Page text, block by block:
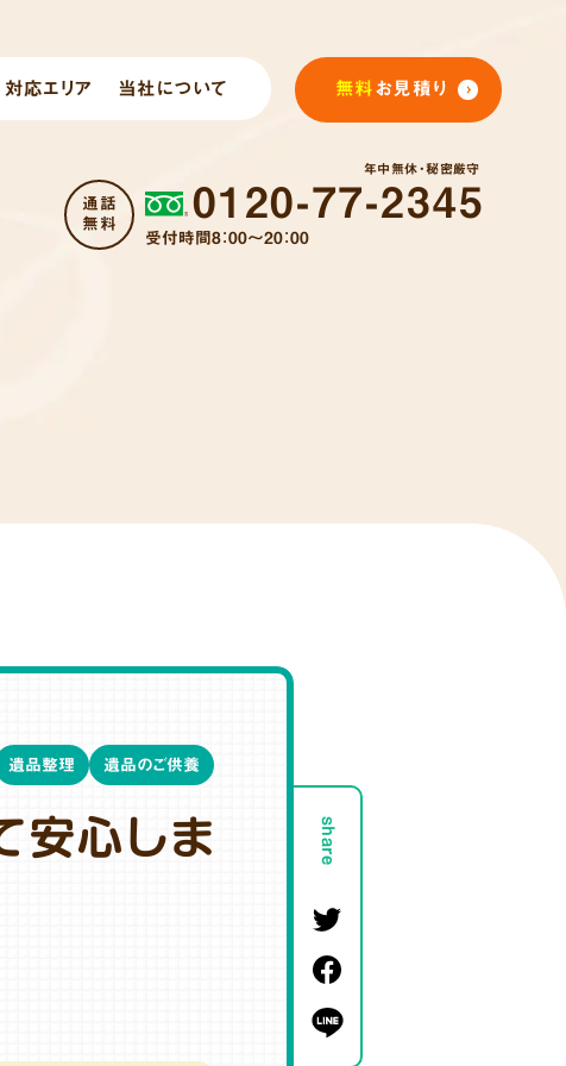
対応エリア 当社について 無料お見積り
0120-77-2345
受付時間8：00～20：00
通話
無料
年中無休・秘密厳守
安心しま
遺品整理 遺品のご供養
share